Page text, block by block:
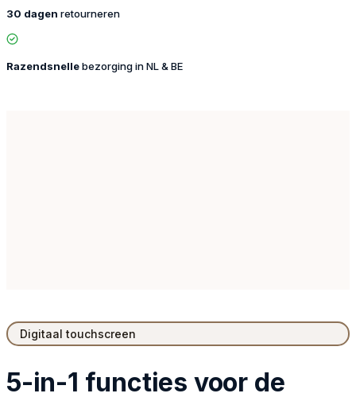
30 dagen retourneren
Razendsnellebezorging in NL & BE
Digitaal touchscreen
5-in-1 functies voor de